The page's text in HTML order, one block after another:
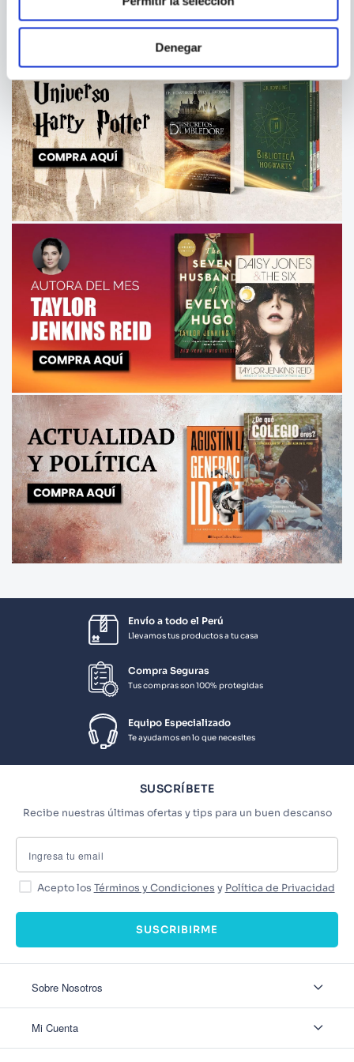
Denegar
Envío a todo el Perú
Llevamos tus productos a tu casa
Compra Seguras
Tus compras son 100% protegidas
Equipo Especializado
Te ayudamos en lo que necesites
SUSCRÍBETE
Recibe nuestras últimas ofertas y tips para un buen descanso
Acepto los Términos y Condiciones y Política de Privacidad
SUSCRIBIRME
Sobre Nosotros
Nuestas tiendas
Mi Cuenta